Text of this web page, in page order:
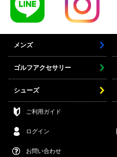
メンズ
ゴルフアクセサリー
シューズ
ご利用ガイド
ログイン
お問い合わせ